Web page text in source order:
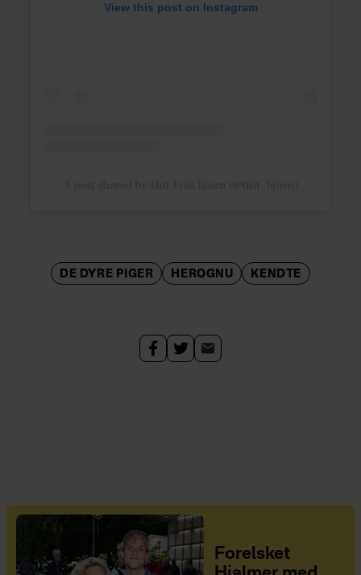
View this post on Instagram
DE DYRE PIGER HEROGNU KENDTE
Forelsket